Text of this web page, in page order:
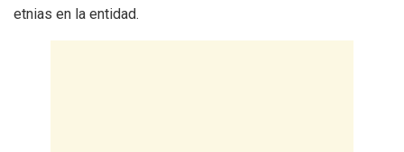
etnias en la entidad.